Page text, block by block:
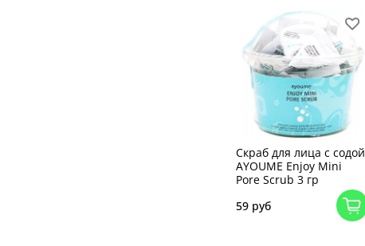
Скраб для лица с содой
AYOUME Enjoy Mini
Pore Scrub 3 гр
59 руб